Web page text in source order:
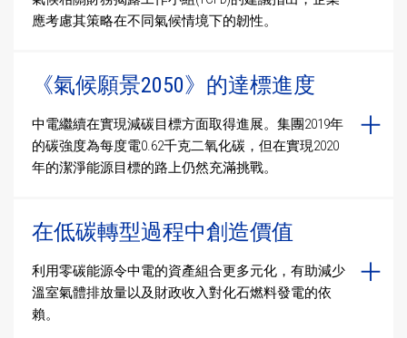
應考慮其策略在不同氣候情境下的韌性。
《氣候願景2050》的達標進度
中電繼續在實現減碳目標方面取得進展。集團2019年
的碳強度為每度電0.62千克二氧化碳，但在實現2020
年的潔淨能源目標的路上仍然充滿挑戰。
在低碳轉型過程中創造價值
利用零碳能源令中電的資產組合更多元化，有助減少
溫室氣體排放量以及財政收入對化石燃料發電的依
賴。